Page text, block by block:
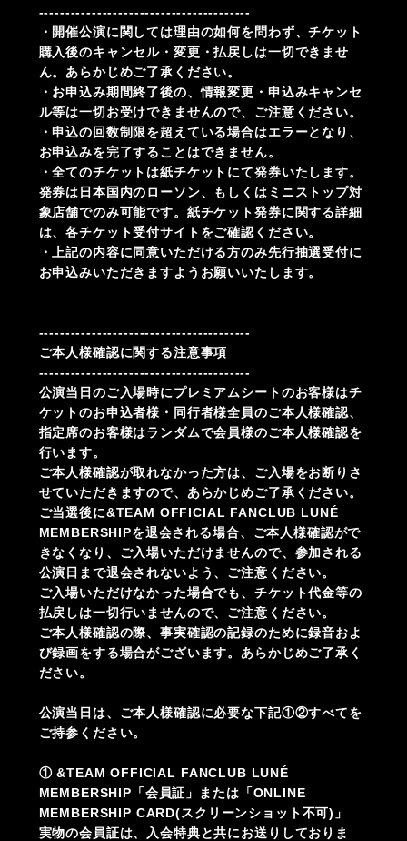
----------------------------------------
・開催公演に関しては理由の如何を問わず、チケット
購入後のキャンセル・変更・払戻しは一切できませ
ん。あらかじめご了承ください。
・お申込み期間終了後の、情報変更・申込みキャンセ
ル等は一切お受けできませんので、ご注意ください。
・申込の回数制限を超えている場合はエラーとなり、
お申込みを完了することはできません。
・全てのチケットは紙チケットにて発券いたします。
発券は日本国内のローソン、もしくはミニストップ対
象店舗でのみ可能です。紙チケット発券に関する詳細
は、各チケット受付サイトをご確認ください。
・上記の内容に同意いただける方のみ先行抽選受付に
お申込みいただきますようお願いいたします。
----------------------------------------
ご本人様確認に関する注意事項
----------------------------------------
公演当日のご入場時にプレミアムシートのお客様はチ
ケットのお申込者様・同行者様全員のご本人様確認、
指定席のお客様はランダムで会員様のご本人様確認を
行います。
ご本人様確認が取れなかった方は、ご入場をお断りさ
せていただきますので、あらかじめご了承ください。
ご当選後に&TEAM OFFICIAL FANCLUB LUNÉ
MEMBERSHIPを退会される場合、ご本人様確認がで
きなくなり、ご入場いただけませんので、参加される
公演日まで退会されないよう、ご注意ください。
ご入場いただけなかった場合でも、チケット代金等の
払戻しは一切行いませんので、ご注意ください。
ご本人様確認の際、事実確認の記録のために録音およ
び録画をする場合がございます。あらかじめご了承く
ださい。
公演当日は、ご本人様確認に必要な下記①②すべてを
ご持参ください。
① &TEAM OFFICIAL FANCLUB LUNÉ
MEMBERSHIP「会員証」または「ONLINE
MEMBERSHIP CARD(スクリーンショット不可)」
実物の会員証は、入会特典と共にお送りしておりま